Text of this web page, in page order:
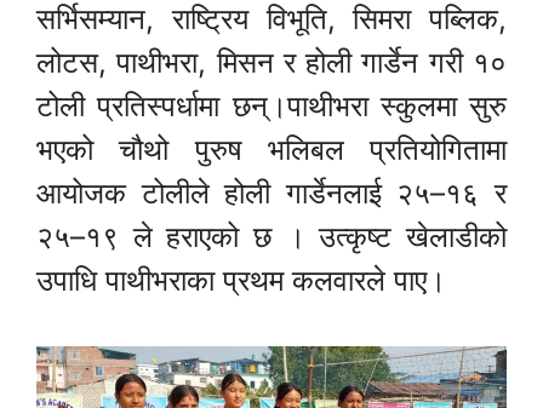
सर्भिसम्यान, राष्ट्रिय विभूति, सिमरा पब्लिक,
लोटस, पाथीभरा, मिसन र होली गार्डेन गरी १०
टोली प्रतिस्पर्धामा छन्।पाथीभरा स्कुलमा सुरु
भएको चौथो पुरुष भलिबल प्रतियोगितामा
आयोजक टोलीले होली गार्डेनलाई २५–१६ र
२५–१९ ले हराएको छ । उत्कृष्ट खेलाडीको
उपाधि पाथीभराका प्रथम कलवारले पाए।